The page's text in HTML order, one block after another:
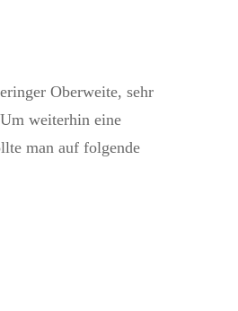
Oberweite, sehr
weiterhin eine
man auf folgende